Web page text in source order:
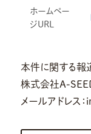
ホームペー
ジURL
本件に関する報
株式会社A-
メールアドレス